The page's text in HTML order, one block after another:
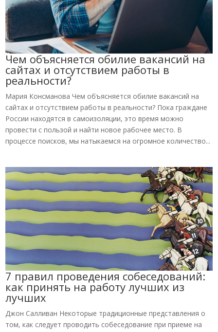
Чем объясняется обилие вакансий на
сайтах и отсутствием работы в
реальности?
Мария Консманова Чем объясняется обилие вакансий на
сайтах и отсутствием работы в реальности? Пока граждане
России находятся в самоизоляции, это время можно
провести с пользой и найти новое рабочее место. В
процессе поисков, мы натыкаемся на огромное количество...
7 правил проведения собеседований:
как принять на работу лучших из
лучших
Джон Салливан Некоторые традиционные представления о
том, как следует проводить собеседование при приеме на